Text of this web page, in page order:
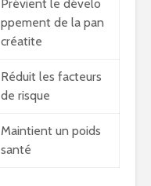
Prévient le dévelo
ppement de la pan
créatite
Réduit les facteurs
de risque
Maintient un poids
santé